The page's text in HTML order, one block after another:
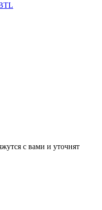
с вами и уточнят